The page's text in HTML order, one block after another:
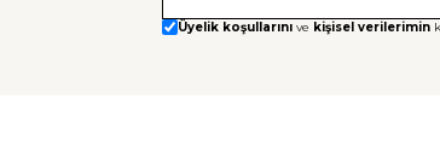
Üyelik koşullarını ve kişisel verilerimin